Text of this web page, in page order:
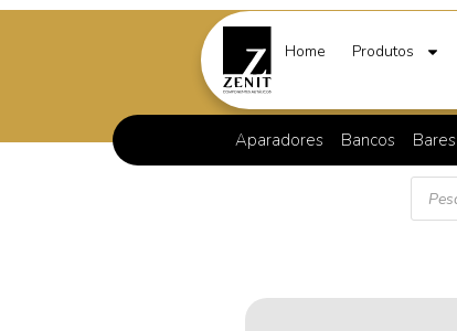
Home Produtos
Aparadores Bancos Bares